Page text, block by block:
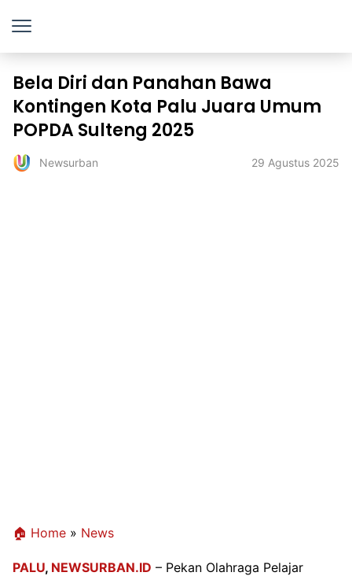
Bela Diri dan Panahan Bawa
Kontingen Kota Palu Juara Umum
POPDA Sulteng 2025
Newsurban 29 Agustus 2025
🏠 Home » News
PALU, NEWSURBAN.ID – Pekan Olahraga Pelajar